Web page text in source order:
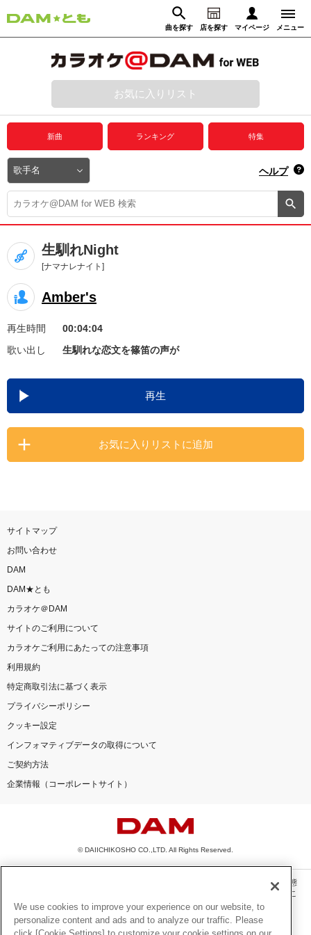
曲を探す 店を探す マイページ メニュー
動画からさがす 録音からさがす
ログイン
プレミアムサービス
DAM★とも動画
DAM★とも録音
カラオケ＠DAM
ユーザー検索
キャンペーン
お知らせ よくあるご質問
DAMの新曲・ランキングなど
カラオケ最新情報をチェック！
お気に入りリスト
新曲 ランキング 特集
ヘルプ
生馴れNight
[ナマナレナイト]
Amber's
再生時間
00:04:04
歌い出し
生馴れな恋文を篠笛の声が
再生
お気に入りリストに追加
サイトマップ
お問い合わせ
DAM
DAM★とも
カラオケ＠DAM
サイトのご利用について
カラオケご利用にあたっての注意事項
利用規約
特定商取引法に基づく表示
プライバシーポリシー
クッキー設定
インフォマティブデータの取得について
ご契約方法
企業情報（コーポレートサイト）
© DAIICHIKOSHO CO.,LTD. All Rights Reserved.
このサイトに掲載されている一切の文章・画像・写真・動画・音声等を、手段や形態
を問わず、著作権法の定める範囲を超えて無断で複製、転載、ファイル化などするこ
とを禁じます。
楽曲及びコンテンツは、機種によりご利用いただけない場合があります。
We use cookies to improve your experience on our website, to
personalize content and ads and to analyze our traffic. Please